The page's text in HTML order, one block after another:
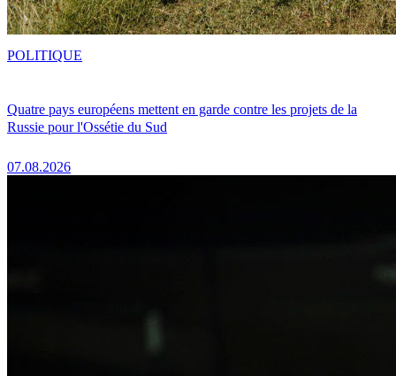
Quatre pays européens mettent en garde contre les projets de la
Russie pour l'Ossétie du Sud
07.08.2026
POLITIQUE